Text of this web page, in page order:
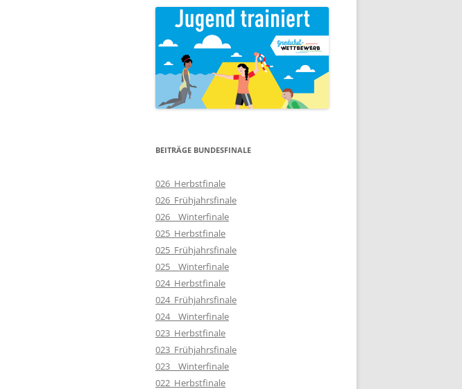
BEITRÄGE BUNDESFINALE
026_Herbstfinale
026_Frühjahrsfinale
026__Winterfinale
025_Herbstfinale
025_Frühjahrsfinale
025__Winterfinale
024_Herbstfinale
024_Frühjahrsfinale
024__Winterfinale
023_Herbstfinale
023_Frühjahrsfinale
023__Winterfinale
022_Herbstfinale